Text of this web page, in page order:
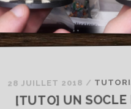
28 JUILLET 2018 /
[TUTO] UN SOCLE